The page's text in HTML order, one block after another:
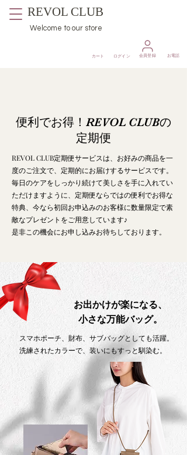
REVOL CLUB
Welcome to our store
カート ログイン ​会員登録 お電話
便利でお得！REVOL CLUBの
定期便
REVOL CLUB定期便サービスは、お好みの商品を一
度のご注文で、定期的にお届けするサービスです。
毎日のケアをしっかり続けて美しさを手に入れてい
ただけますように、定期便ならではの便利でお得な
特典、今なら初回お申込みのお客様に数量限定で素
敵なプレゼントをご用意しています♪
是非この機会にお申し込みお待ちしております。
お出かけが楽になる、
小さな万能バッグ。
スマホポーチ、財布、サブバッグとしても活躍。
洗練されたカラーで、装いにもすっと馴染む。